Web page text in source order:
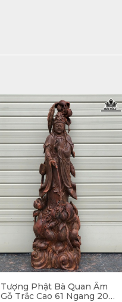
Tượng Phật Bà Quan Âm
Gỗ Trắc Cao 61 Ngang 20